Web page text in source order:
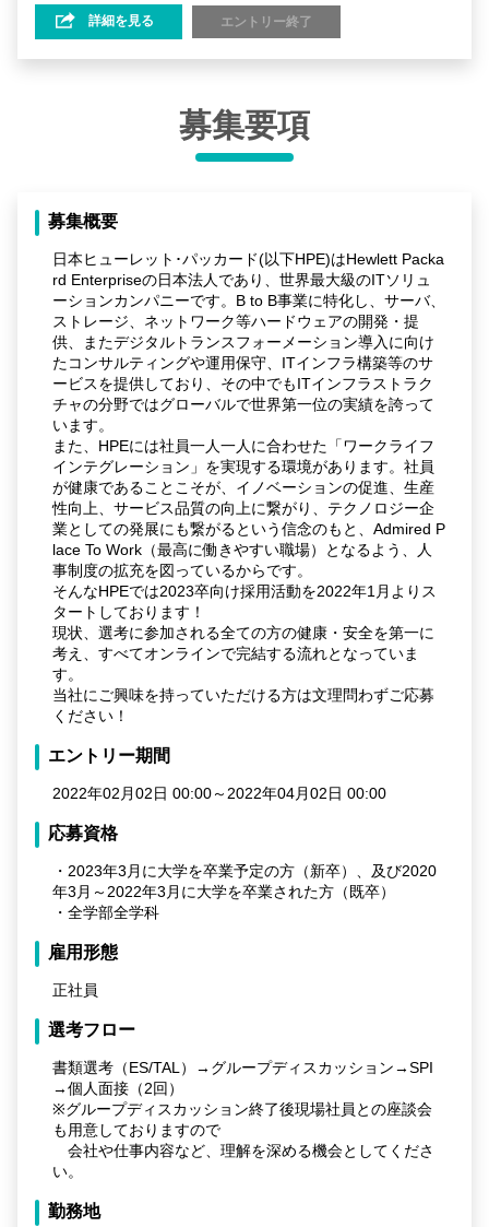
詳細を見る エントリー終了
募集要項
募集概要
日本ヒューレット･パッカード(以下HPE)はHewlett Packa
rd Enterpriseの日本法人であり、世界最大級のITソリュ
ーションカンパニーです。B to B事業に特化し、サーバ、
ストレージ、ネットワーク等ハードウェアの開発・提
供、またデジタルトランスフォーメーション導入に向け
たコンサルティングや運用保守、ITインフラ構築等のサ
ービスを提供しており、その中でもITインフラストラク
チャの分野ではグローバルで世界第一位の実績を誇って
います。
また、HPEには社員一人一人に合わせた「ワークライフ
インテグレーション」を実現する環境があります。社員
が健康であることこそが、イノベーションの促進、生産
性向上、サービス品質の向上に繋がり、テクノロジー企
業としての発展にも繋がるという信念のもと、Admired P
lace To Work（最高に働きやすい職場）となるよう、人
事制度の拡充を図っているからです。
そんなHPEでは2023卒向け採用活動を2022年1月よりス
タートしております！
現状、選考に参加される全ての方の健康・安全を第一に
考え、すべてオンラインで完結する流れとなっていま
す。
当社にご興味を持っていただける方は文理問わずご応募
ください！
エントリー期間
2022年02月02日 00:00～2022年04月02日 00:00
応募資格
・2023年3月に大学を卒業予定の方（新卒）、及び2020
年3月～2022年3月に大学を卒業された方（既卒）
・全学部全学科
雇用形態
正社員
選考フロー
書類選考（ES/TAL）→グループディスカッション→SPI
→個人面接（2回）
※グループディスカッション終了後現場社員との座談会
も用意しておりますので
会社や仕事内容など、理解を深める機会としてくださ
い。
勤務地